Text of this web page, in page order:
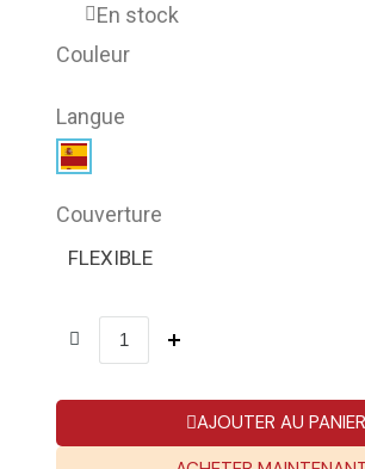
En stock
Couleur
Langue
Couverture
FLEXIBLE
AJOUTER AU PANIER